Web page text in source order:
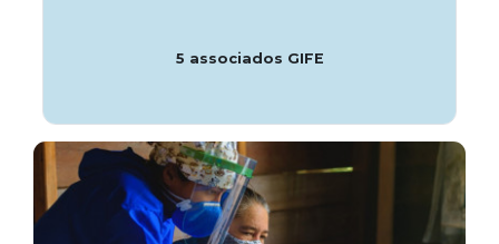
5 associados GIFE